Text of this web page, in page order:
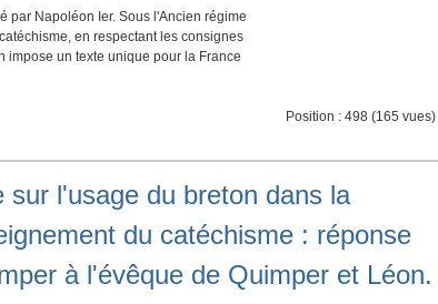
par Napoléon Ier. Sous l'Ancien régime
en respectant les consignes
un texte unique pour la France
Position : 498 (165 vues)
sur l'usage du breton dans la
du catéchisme : réponse
à l'évêque de Quimper et Léon.